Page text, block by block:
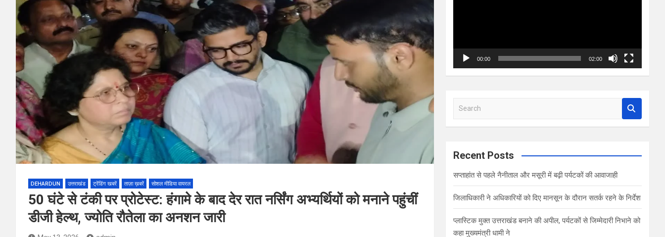
DEHARDUN उत्तराखंड ट्रेंडिंग खबरें ताज़ा ख़बरें सोशल मीडिया वायरल
50 घंटे से टंकी पर प्रोटेस्ट: हंगामे के बाद देर रात नर्सिंग अभ्यर्थियों को मनाने पहुंचीं
डीजी हेल्थ, ज्योति रौतेला का अनशन जारी
00:00 02:00
a
c
Recent Posts
सप्ताहांत से पहले नैनीताल और मसूरी में बढ़ी पर्यटकों की आवाजाही
जिलाधिकारी ने अधिकारियों को दिए मानसून के दौरान सतर्क रहने के निर्देश
प्लास्टिक मुक्त उत्तराखंड बनाने की अपील, पर्यटकों से जिम्मेदारी निभाने को
कहा मुख्यमंत्री धामी ने